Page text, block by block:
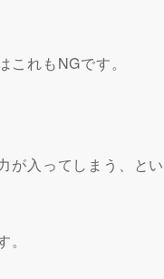
れもNGです。
が入ってしまう、とい
。